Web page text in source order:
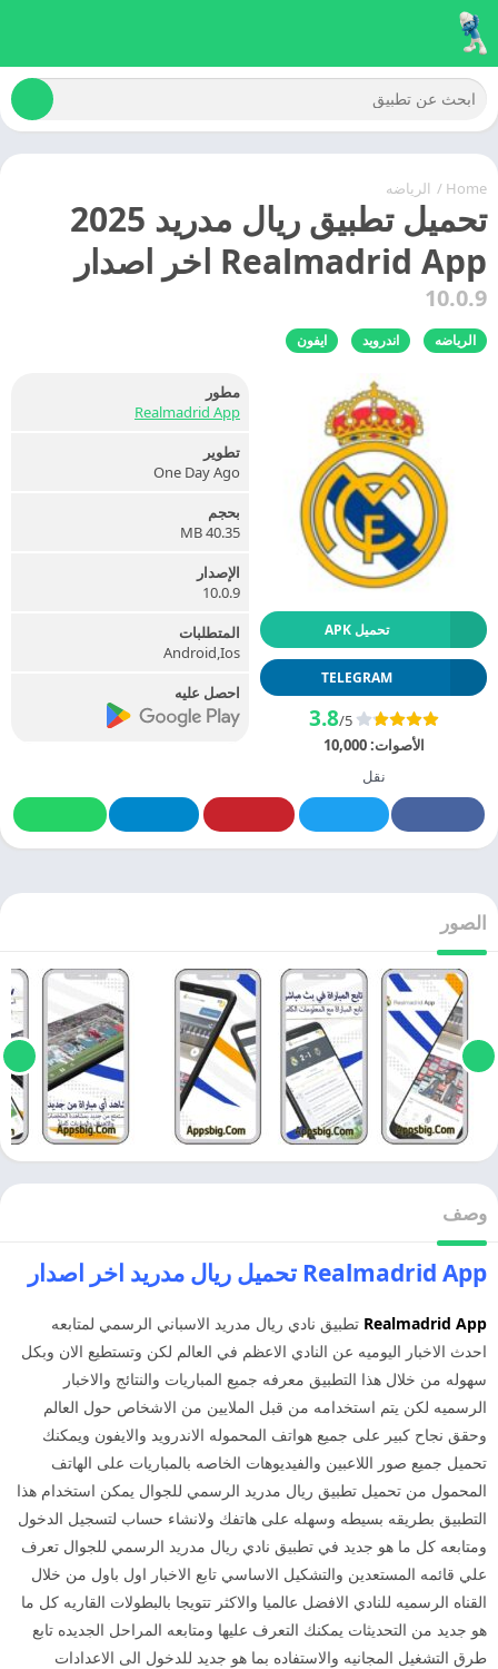
Home
/ الرياضه
تحميل تطبيق ريال مدريد 2025
Realmadrid App اخر اصدار
10.0.9
الرياضه اندرويد ايفون
تحميل APK
TELEGRAM
3.8/5
الأصوات:10,000
نقل
مطور
Realmadrid App
تطوير
One Day Ago
بحجم
40.35 MB
الإصدار
10.0.9
المتطلبات
Android,Ios
احصل عليه
الصور
وصف
Realmadrid App تحميل ريال مدريد اخر اصدار
Realmadrid App تطبيق نادي ريال مدريد الاسباني الرسمي لمتابعه
احدث الاخبار اليوميه عن النادي الاعظم في العالم لكن وتستطيع الان وبكل
سهوله من خلال هذا التطبيق معرفه جميع المباريات والنتائج والاخبار
الرسميه لكن يتم استخدامه من قبل الملايين من الاشخاص حول العالم
وحقق نجاح كبير على جميع هواتف المحموله الاندرويد والايفون ويمكنك
تحميل جميع صور اللاعبين والفيديوهات الخاصه بالمباريات على الهاتف
المحمول من تحميل تطبيق ريال مدريد الرسمي للجوال يمكن استخدام هذا
التطبيق بطريقه بسيطه وسهله على هاتفك ولانشاء حساب لتسجيل الدخول
ومتابعه كل ما هو جديد في تطبيق نادي ريال مدريد الرسمي للجوال تعرف
علي قائمه المستعدين والتشكيل الاساسي تابع الاخبار اول باول من خلال
القناه الرسميه للنادي الافضل عالميا والاكثر تتويجا بالبطولات القاريه كل ما
هو جديد من التحديثات يمكنك التعرف عليها ومتابعه المراحل الجديده تابع
طرق التشغيل المجانيه والاستفاده بما هو جديد للدخول الى الاعدادات